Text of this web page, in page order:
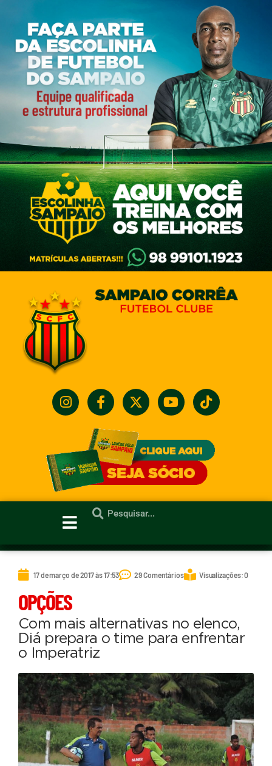
17 de março de 2017 às 17:53 29 Comentários Visualizações: 0
OPÇÕES
Com mais alternativas no elenco,
Diá prepara o time para enfrentar
o Imperatriz